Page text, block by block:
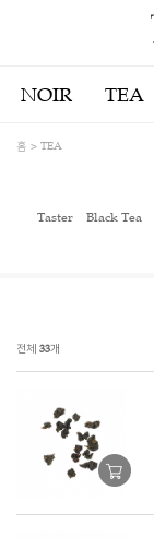
NOIR TEA
홈 TEA
Taster Black Tea
전체 33개